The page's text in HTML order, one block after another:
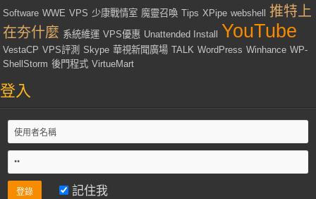
Software WWE VPS 少康戰情室 魔靈召喚 Tips XPipe webshell
推特上
在夯什麼 系統維運 VPS優惠 Unattended Install YouTube
VestaCP VPS評測 Skype 華視新聞廣場 TALK WordPress Winhance WP-
ShellStorm 後門程式 VirtueMart
登入
記住我